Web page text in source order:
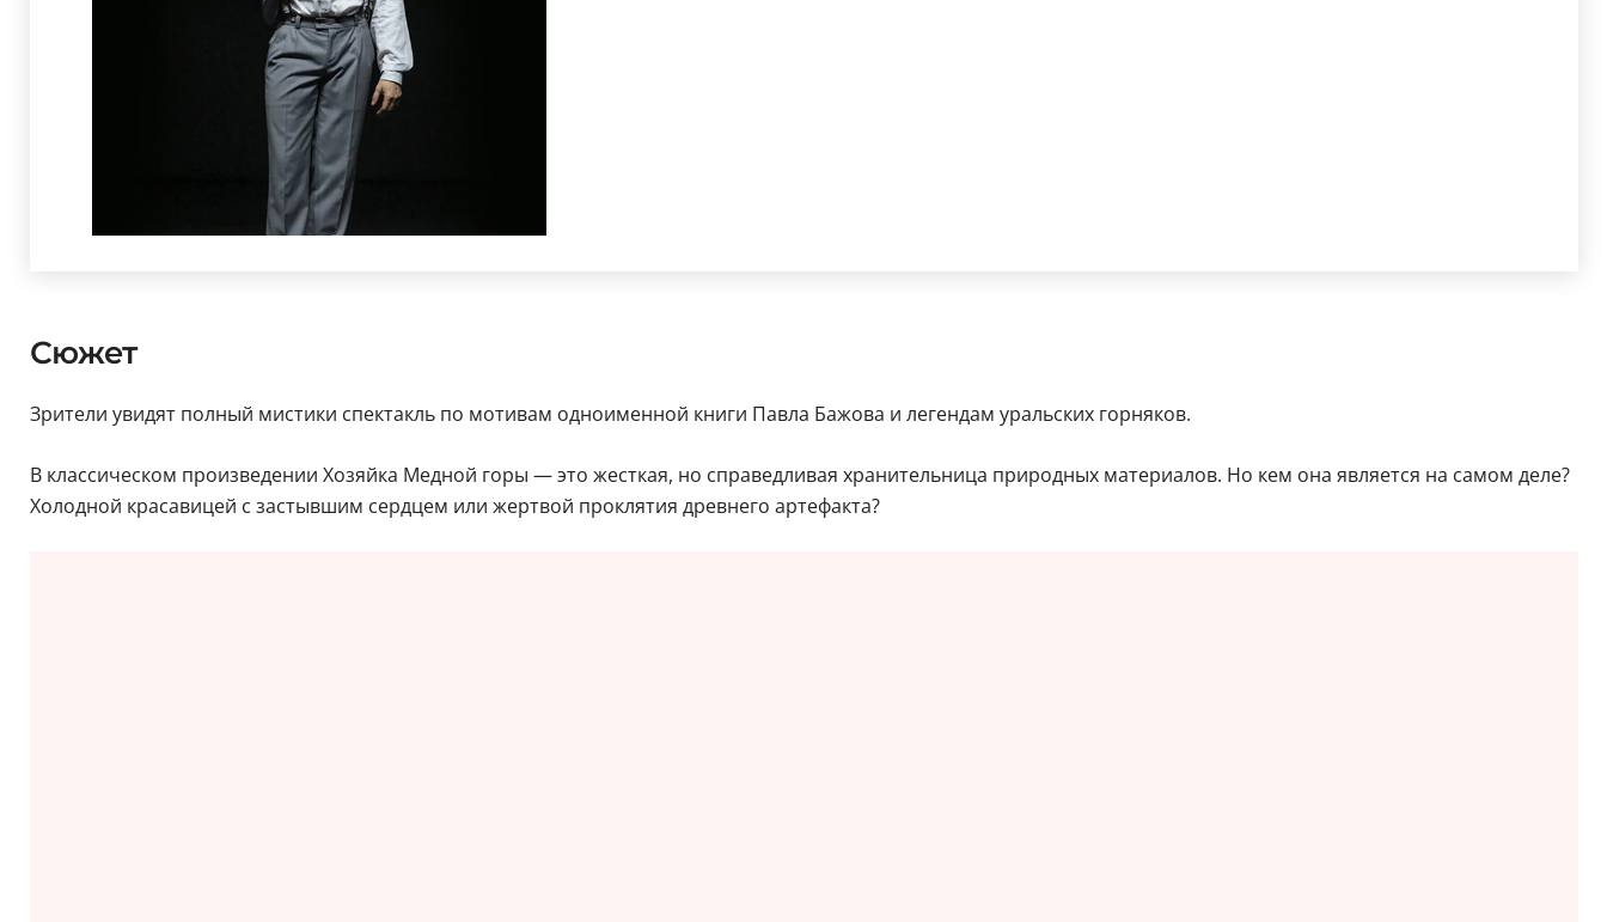
Сюжет
Зрители увидят полный мистики спектакль по мотивам одноименной книги Павла Бажова и легендам уральских горняков.
В классическом произведении Хозяйка Медной горы — это жесткая, но справедливая хранительница природных материалов. Но кем она является на самом деле?
Холодной красавицей с застывшим сердцем или жертвой проклятия древнего артефакта?